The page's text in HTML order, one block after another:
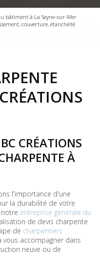
bâtiment à La Seyne-sur-Mer
couverture, étanchéité
CRÉATIONS
À
l'importance d'une
la durabilité de votre
notre entreprise générale du
de devis charpente
de charpentiers
accompagner dans
neuve ou de